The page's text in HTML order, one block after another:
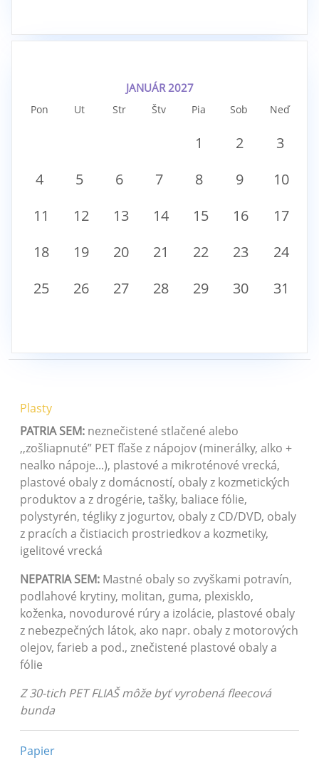
JANUÁR 2027
Pon Ut Str Štv Pia Sob Neď
1 2
3
4
5 6 7 8 9
10
11
12 13 14 15 16
17
18
19 20 21 22 23
24
25
26 27 28 29 30 31
Plasty
PATRIA SEM: neznečistené stlačené alebo
,,zošliapnuté” PET fľaše z nápojov (minerálky, alko +
nealko nápoje...), plastové a mikroténové vrecká,
plastové obaly z domácností, obaly z kozmetických
produktov a z drogérie, tašky, baliace fólie,
polystyrén, tégliky z jogurtov, obaly z CD/DVD, obaly
z pracích a čistiacich prostriedkov a kozmetiky,
igelitové vrecká
NEPATRIA SEM: Mastné obaly so zvyškami potravín,
podlahové krytiny, molitan, guma, plexisklo,
koženka, novodurové rúry a izolácie, plastové obaly
z nebezpečných látok, ako napr. obaly z motorových
olejov, farieb a pod., znečistené plastové obaly a
fólie
Z 30-tich PET FLIAŠ môže byť vyrobená fleecová
bunda
Papier